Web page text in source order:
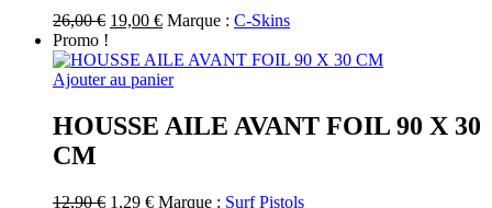
options
peuvent
être
choisies
la
page
26,00€ Le
initial
était :
19,00 €Le
actuel
est :
Marque : C-Skins
Promo !
Ajouter au panier
HOUSSE AILE AVANT FOIL 90 X 30
CM
12,90€ Le
1,29 €Le
Marque : Surf Pistols